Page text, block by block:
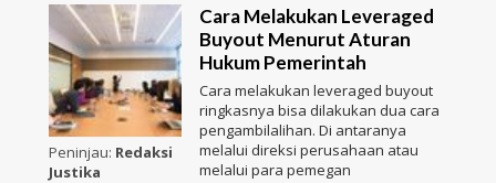
Peninjau: Redaksi
Justika
Cara Melakukan Leveraged
Buyout Menurut Aturan
Hukum Pemerintah
Cara melakukan leveraged buyout
ringkasnya bisa dilakukan dua cara
pengambilalihan. Di antaranya
melalui direksi perusahaan atau
melalui para pemegan